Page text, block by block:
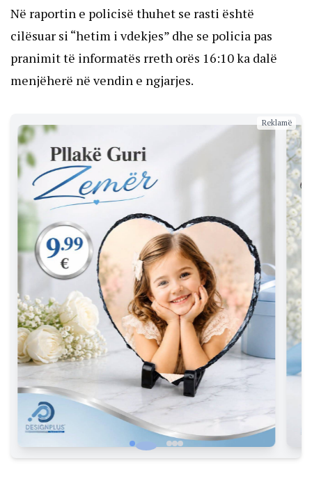
Në raportin e policisë thuhet se rasti është
cilësuar si “hetim i vdekjes” dhe se policia pas
pranimit të informatës rreth orës 16:10 ka dalë
menjëherë në vendin e ngjarjes.
Reklamë